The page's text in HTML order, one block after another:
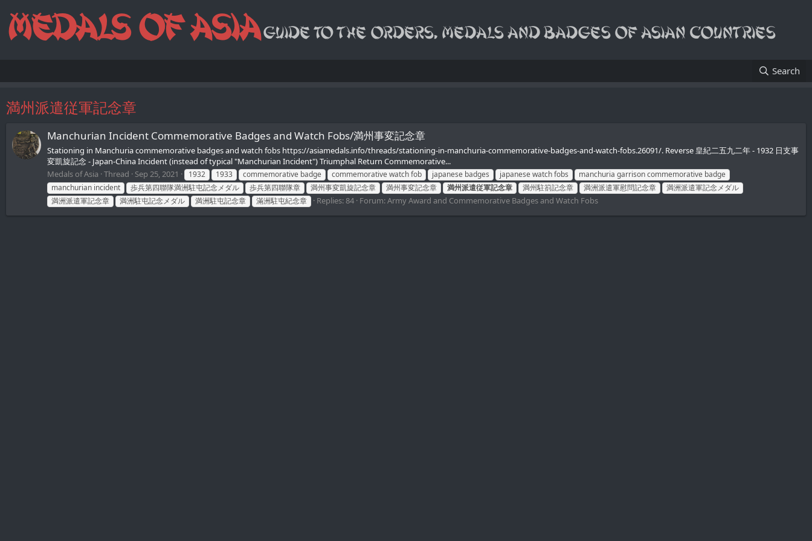
Search
満州派遣従軍記念章
Manchurian Incident Commemorative Badges and Watch Fobs/満州事変記念章
Stationing in Manchuria сommemorative badges and watch fobs https://asiamedals.info/threads/stationing-in-manchuria-commemorative-badges-and-watch-fobs.26091/. Reverse 皇紀二五九二年 - 1932 日支事
変凱旋記念 - Japan-China Incident (instead of typical "Manchurian Incident") Triumphal Return Commemorative...
Medals of Asia Thread Sep 25, 2021 1932 1933 commemorative badge commemorative watch fob japanese badges japanese watch fobs
manchuria garrison commemorative badge
manchurian incident
歩兵第四聯隊満洲駐屯記念メダル 歩兵第四聯隊章 満州事変凱旋記念章 満州事変記念章 満州派遣従軍記念章 満州駐箚記念章 満洲派遣軍慰問記念章
満洲派遣軍記念メダル
満洲派遣軍記念章
満洲駐屯記念メダル 満洲駐屯記念章 滿洲駐屯紀念章 Replies: 84 Forum:Army Award and Commemorative Badges and Watch Fobs